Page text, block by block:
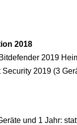
2018
2019
2019 (3
und 1 Jahr: